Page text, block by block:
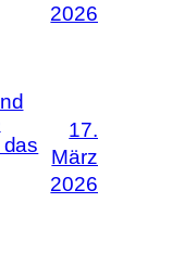
2026
17.
März
2026